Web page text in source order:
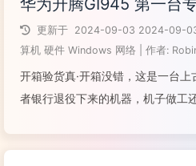
华为升腾GI945 第一台
更新于 2024-09-03 2024-09-
算机 硬件 Windows 网络 作者:
开箱验货真·开箱没错，这是一台
者银行退役下来的机器，机子做工